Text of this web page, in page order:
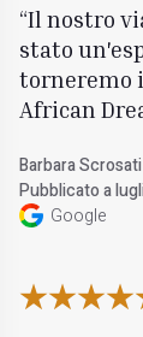
Il nostro
stato
torneremo
African
Barbara Scrosati
Pubblicato a
Google